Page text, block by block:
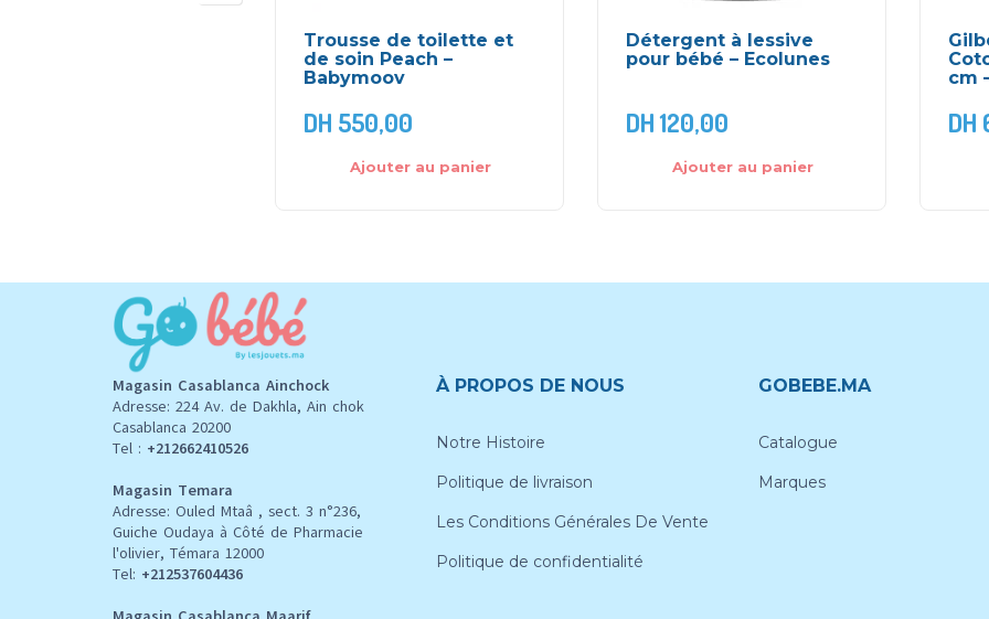
Trousse de toilette et
de soin Peach –
Babymoov
DH 550,00
Ajouter au panier
Détergent à lessive
pour bébé – Ecolunes
DH120,00
Ajouter au panier
cm
DH
Magasin Casablanca Ainchock
Adresse: 224 Av. de Dakhla, Ain chok
Casablanca 20200
Tel : +212662410526
Magasin Temara
Adresse: Ouled Mtaâ , sect. 3 n°236,
Guiche Oudaya à Côté de Pharmacie
l'olivier, Témara 12000
Tel: +212537604436
À PROPOS DE NOUS
Notre Histoire
Politique de livraison
Les Conditions Générales De Vente
Politique de confidentialité
GOBEBE.MA
Catalogue
Marques